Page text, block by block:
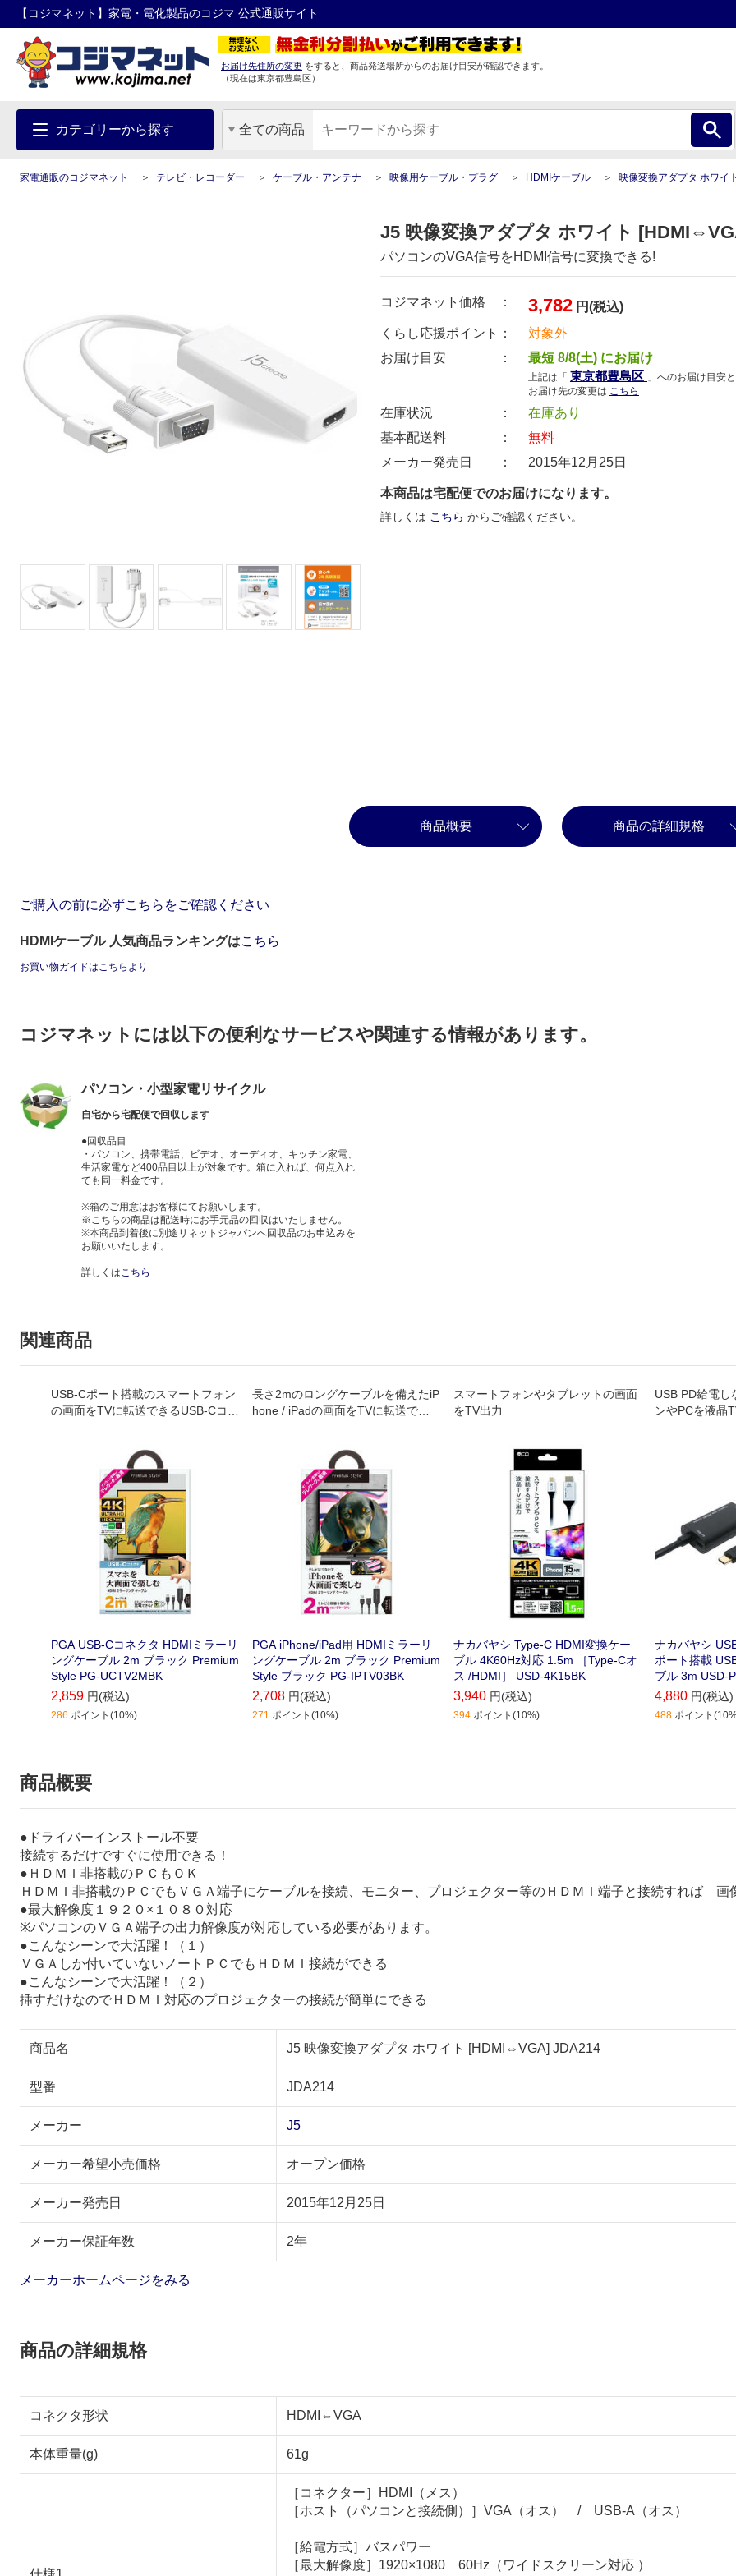
【コジマネット】家電・電化製品のコジマ 公式通販サイト
お届け先住所の変更 をすると、商品発送場所からのお届け目安が確認できます。
（現在は東京都豊島区）
カテゴリーから探す 全ての商品
家電通販のコジマネット テレビ・レコーダー ケーブル・アンテナ 映像用ケーブル・プラグ HDMIケーブル 映像変換アダプタ ホワイト
J5 映像変換アダプタ ホワイト
パソコンのVGA信号をHDMI信号に変換できる!
コジマネット価格 ： 3,782 円(税込)
くらし応援ポイント：
対象外
お届け目安 ：
最短 8/8(土) にお届け
上記は「 東京都豊島区 」へのお届け目安
お届け先の変更は こちら
在庫状況 ：
在庫あり
基本配送料 ：
無料
メーカー発売日 ：
2015年12月25日
本商品は宅配便でのお届けになります。
詳しくは こちら からご確認ください。
商品概要 商品の詳細規格
ご購入の前に必ずこちらをご確認ください
HDMIケーブル 人気商品ランキングはこちら
お買い物ガイドはこちらより
コジマネットには以下の便利なサービスや関連する情報があります。
パソコン・小型家電リサイクル
自宅から宅配便で回収します
●回収品目
・パソコン、携帯電話、ビデオ、オーディオ、キッチン家電、
生活家電など400品目以上が対象です。箱に入れば、何点入れ
ても同一料金です。
※箱のご用意はお客様にてお願いします。
※こちらの商品は配送時にお手元品の回収はいたしません。
※本商品到着後に別途リネットジャパンへ回収品のお申込みを
お願いいたします。
詳しくはこちら
関連商品
USB-Cポート搭載のスマートフォン
の画面をTVに転送できるUSB-Cコネ
PGA USB-Cコネクタ HDMIミラーリ
ングケーブル 2m ブラック Premium
Style PG-UCTV2MBK
2,859 円(税込)
286 ポイント(10%)
長さ2mのロングケーブルを備えたiP
hone / iPadの画面をTVに転送でき
PGA iPhone/iPad用 HDMIミラーリ
ングケーブル 2m ブラック Premium
Style ブラック PG-IPTV03BK
2,708 円(税込)
271 ポイント(10%)
スマートフォンやタブレットの画面
をTV出力
ナカバヤシ Type-C HDMI変換ケー
ブル 4K60Hz対応 1.5m ［Type-Cオ
ス /HDMI］ USD-4K15BK
3,940 円(税込)
394 ポイント(10%)
USB PD給電し
ンやPCを液晶
ナカバヤシ
ポート搭載
ブル 3m USD-
4,880 円(税込)
488 ポイント
商品概要
●ドライバーインストール不要
接続するだけですぐに使用できる！
●ＨＤＭＩ非搭載のＰＣもＯＫ
ＨＤＭＩ非搭載のＰＣでもＶＧＡ端子にケーブルを接続、モニター、プロジェクター等のＨＤＭＩ端子と接続すれば
●最大解像度１９２０×１０８０対応
※パソコンのＶＧＡ端子の出力解像度が対応している必要があります。
●こんなシーンで大活躍！（１）
ＶＧＡしか付いていないノートＰＣでもＨＤＭＩ接続ができる
●こんなシーンで大活躍！（２）
挿すだけなのでＨＤＭＩ対応のプロジェクターの接続が簡単にできる
商品名 J5 映像変換アダプタ ホワイト [HDMI⇔VGA] JDA214
型番 JDA214
メーカー J5
メーカー希望小売価格 オープン価格
メーカー発売日 2015年12月25日
メーカー保証年数 2年
メーカーホームページをみる
商品の詳細規格
コネクタ形状 HDMI⇔VGA
本体重量(g) 61g
［コネクター］HDMI（メス）
［ホスト（パソコンと接続側）］VGA（オス） / USB-A（オス）
［給電方式］バスパワー
［最大解像度］1920×1080 60Hz（ワイドスクリーン対応 ）